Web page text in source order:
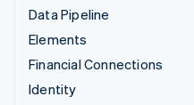
Data Pipeline
Elements
Financial Connections
Identity